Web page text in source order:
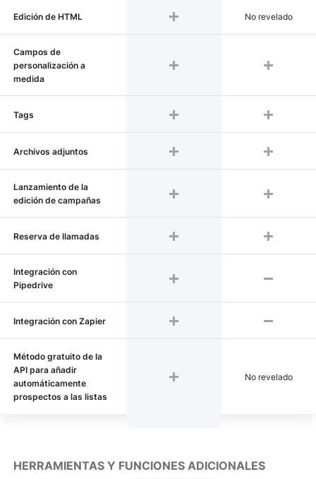
Edición de HTML No revelado
Campos de
personalización a
medida
Tags
Archivos adjuntos
Lanzamiento de la
edición de campañas
Reserva de llamadas
Integración con
Pipedrive
Integración con Zapier
Método gratuito de la
API para añadir
automáticamente
prospectos a las listas
No revelado
HERRAMIENTAS Y FUNCIONES ADICIONALES